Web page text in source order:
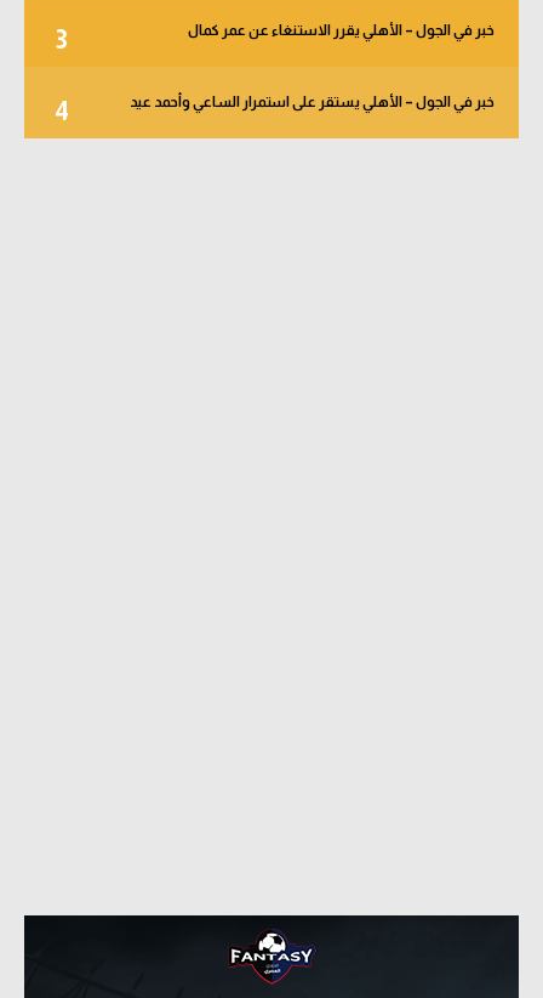
3 خبر في الجول – الأهلي يقرر الاستنغاء عن عمر كمال
4 خبر في الجول – الأهلي يستقر على استمرار الساعي وأحمد عيد